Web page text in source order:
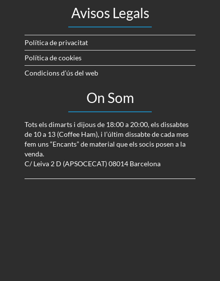
Avisos Legals
Política de privacitat
Política de cookies
Condicions d’ús del web
On Som
Tots els dimarts i dijous de 18:00 a 20:00, els dissabtes
de 10 a 13 (Coffee Ham), i l’últim dissabte de cada mes
fem uns “Encants” de material que els socis posen a la
venda.
C/ Leiva 2 D (APSOCECAT) 08014 Barcelona